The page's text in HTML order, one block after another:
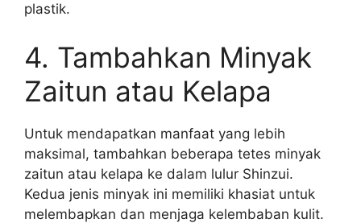
plastik.
4. Tambahkan Minyak
Zaitun atau Kelapa
Untuk mendapatkan manfaat yang lebih
maksimal, tambahkan beberapa tetes minyak
zaitun atau kelapa ke dalam lulur Shinzui.
Kedua jenis minyak ini memiliki khasiat untuk
melembapkan dan menjaga kelembaban kulit.